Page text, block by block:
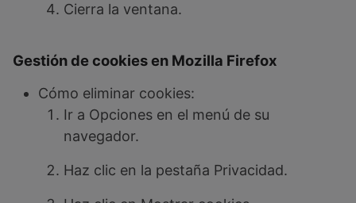
Cierra la ventana.
Gestión de cookies en Mozilla Firefox
Cómo eliminar cookies:
Ir a Opciones en el menú de su
navegador.
Haz clic en la pestaña Privacidad.